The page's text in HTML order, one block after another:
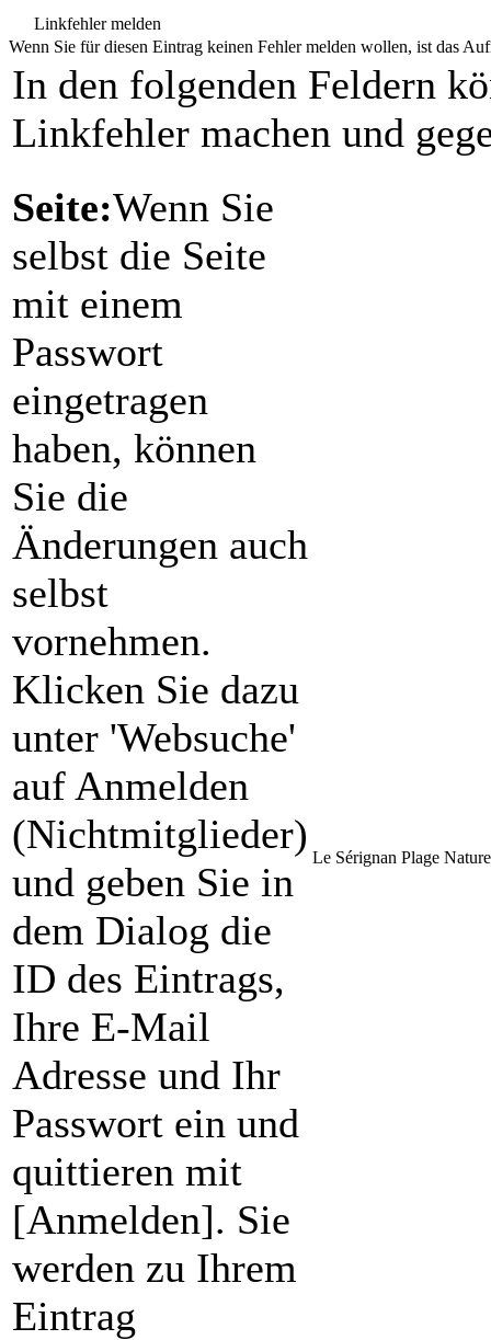
Linkfehler melden
Wenn Sie für diesen Eintrag keinen Fehler melden wollen, ist das
In den folgenden Feldern
Linkfehler machen und
Seite:Wenn Sie
selbst die Seite
mit einem
Passwort
eingetragen
haben, können
Sie die
Änderungen auch
selbst
vornehmen.
Klicken Sie dazu
unter 'Websuche'
auf Anmelden
(Nichtmitglieder)
und geben Sie in
dem Dialog die
ID des Eintrags,
Ihre E-Mail
Adresse und Ihr
Passwort ein und
quittieren mit
[Anmelden]. Sie
werden zu Ihrem
Eintrag
Le Sérignan Plage